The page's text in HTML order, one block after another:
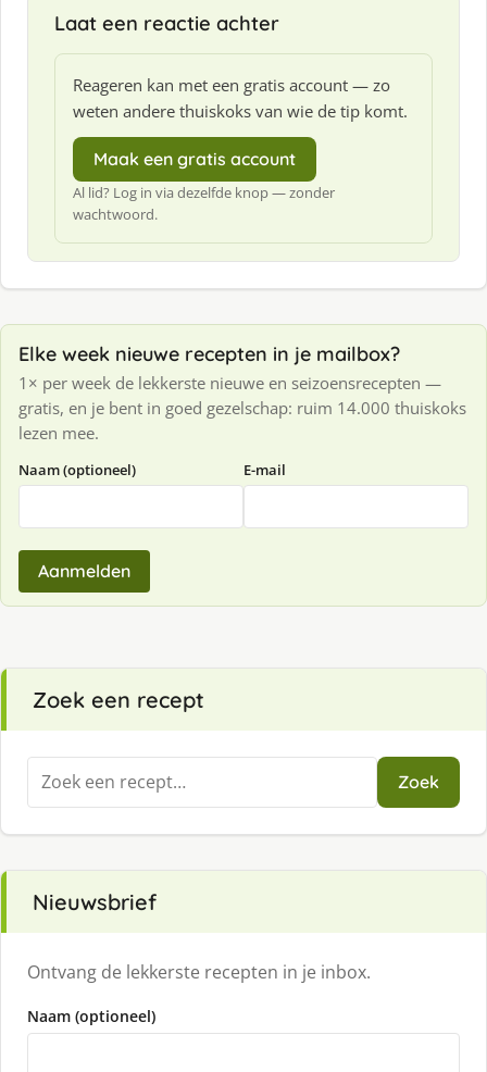
Laat een reactie achter
Reageren kan met een gratis account — zo
weten andere thuiskoks van wie de tip komt.
Maak een gratis account
Al lid? Log in via dezelfde knop — zonder
wachtwoord.
Elke week nieuwe recepten in je mailbox?
1× per week de lekkerste nieuwe en seizoensrecepten —
gratis, en je bent in goed gezelschap: ruim 14.000 thuiskoks
lezen mee.
Naam (optioneel) E-mail
Aanmelden
Zoek een recept
Zoeken
naar:
Zoek
Nieuwsbrief
Ontvang de lekkerste recepten in je inbox.
Naam (optioneel)